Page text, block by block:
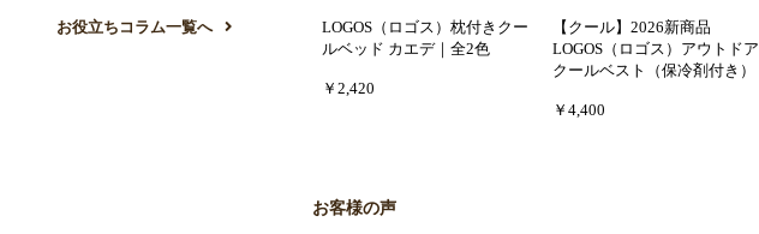
LOGOS（ロゴス）枕付きクー
ルベッド カエデ｜全2色
￥2,420
【クール】2026新商品
LOGOS（ロゴス）アウトドア
クールベスト（保冷剤付き）
￥4,400
お客様の声
お役立ちコラム一覧へ